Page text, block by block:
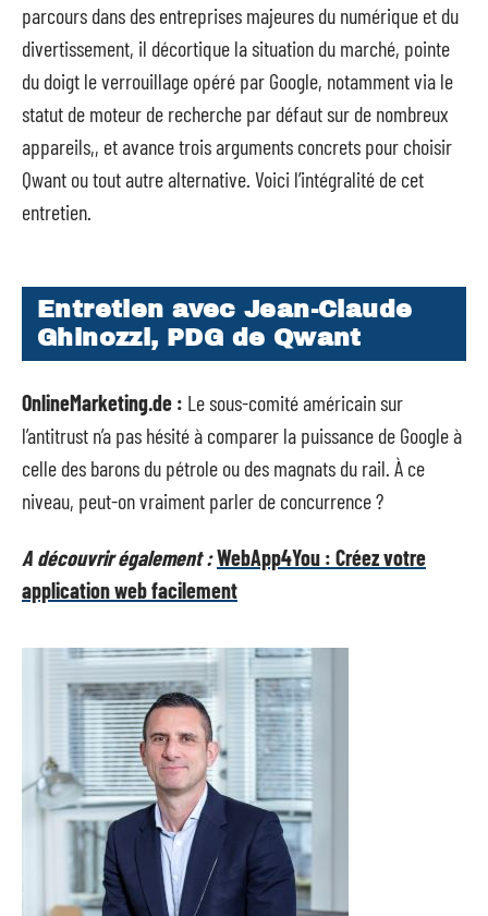
parcours dans des entreprises majeures du numérique et du
divertissement, il décortique la situation du marché, pointe
du doigt le verrouillage opéré par Google, notamment via le
statut de moteur de recherche par défaut sur de nombreux
appareils,, et avance trois arguments concrets pour choisir
Qwant ou tout autre alternative. Voici l’intégralité de cet
entretien.
Entretien avec Jean-Claude
Ghinozzi, PDG de Qwant
OnlineMarketing.de : Le sous-comité américain sur
l’antitrust n’a pas hésité à comparer la puissance de Google à
celle des barons du pétrole ou des magnats du rail. À ce
niveau, peut-on vraiment parler de concurrence ?
A découvrir également :WebApp4You : Créez votre
application web facilement